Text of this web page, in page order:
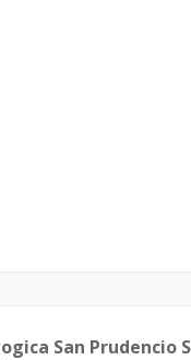
San Prudencio